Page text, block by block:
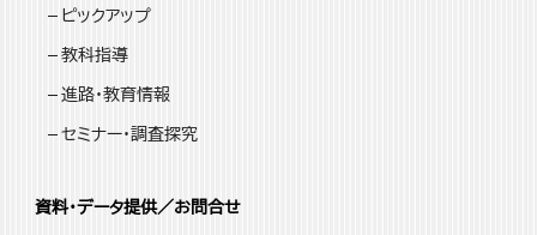
ピックアップ
教科指導
進路・教育情報
セミナー・調査探究
資料・データ提供／お問合せ